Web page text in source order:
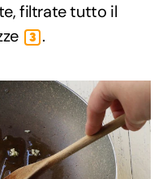
filtrate tutto il
3 .